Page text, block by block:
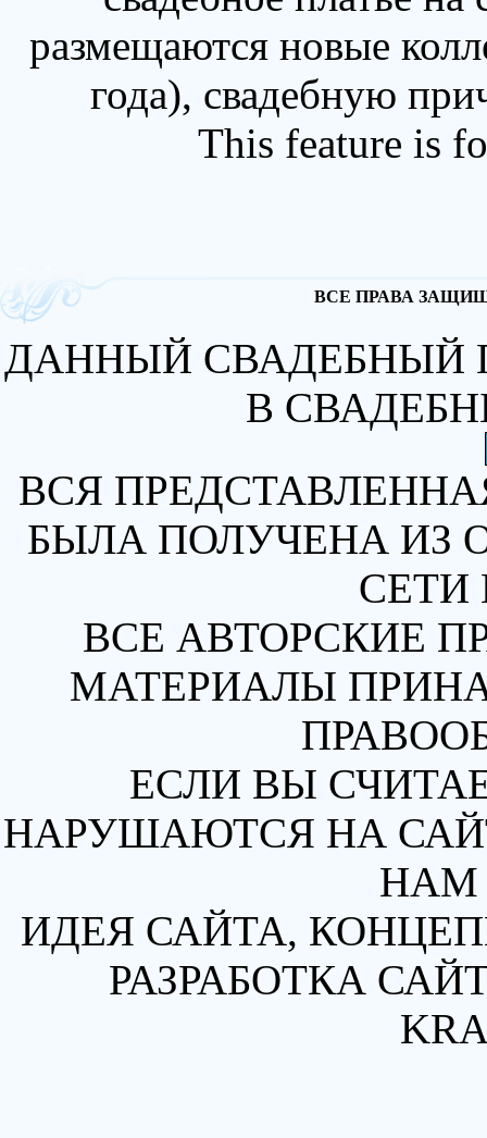
размещаются новые
года), свадебную
This feature is
ВСЕ ПРАВА
ДАННЫЙ СВАДЕБНЫЙ
В
ВСЯ
БЫЛА ПОЛУЧЕНА ИЗ
СЕТИ
ВСЕ АВТОРСКИЕ
МАТЕРИАЛЫ
ЕСЛИ ВЫ
НАРУШАЮТСЯ НА
НАМ
ИДЕЯ САЙТА,
РАЗРАБОТКА